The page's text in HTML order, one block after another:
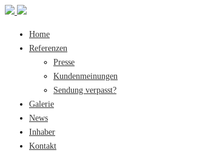
Home
Referenzen
Presse
Kundenmeinungen
Sendung verpasst?
Galerie
News
Inhaber
Kontakt